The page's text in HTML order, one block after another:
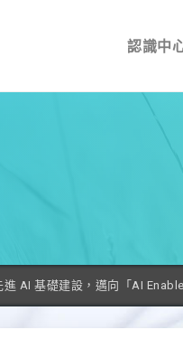
認識中
AI 基礎建設，邁向「AI